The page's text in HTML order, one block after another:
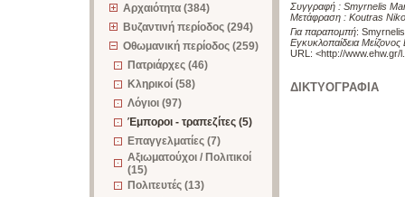
Αρχαιότητα (384)
Βυζαντινή περίοδος (294)
Οθωμανική περίοδος (259)
Πατριάρχες (46)
Κληρικοί (58)
Λόγιοι (97)
Έμποροι - τραπεζίτες (5)
Επαγγελματίες (7)
Αξιωματούχοι / Πολιτικοί
(15)
Πολιτευτές (13)
Συγγραφή : Smyrnelis
Μετάφραση : Koutras
Για παραπομπή:
Εγκυκλοπαίδεια
URL: <http://www.ehw.gr/
ΔΙΚΤΥΟΓΡΑΦΙΑ